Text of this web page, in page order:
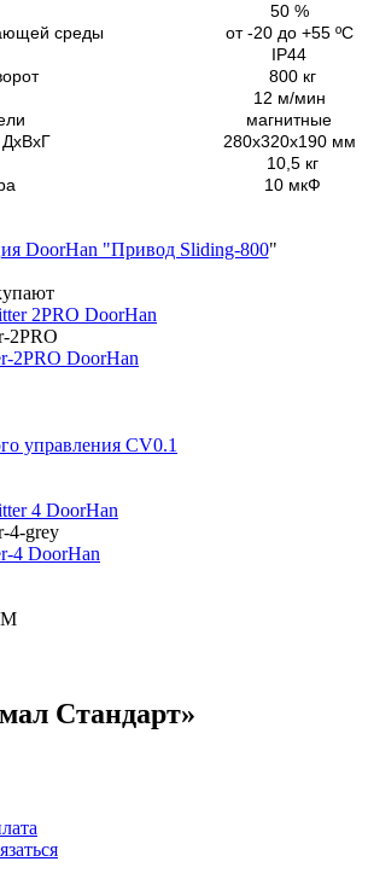
50 %
среды
от -20 до +55 ºС
IP44
800 кг
12 м/мин
магнитные
ДхВхГ
280х320х190 мм
10,5 кг
10 мкФ
DoorHan "Привод Sliding-800"
2PRO
2PRO DoorHan
управления CV0.1
4-grey
4 DoorHan
Стандарт»